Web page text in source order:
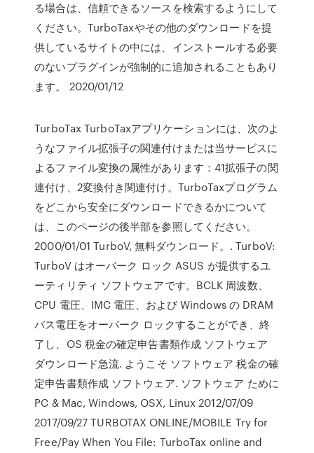
る場合は、信頼できるソースを検索するようにして
ください。TurboTaxやその他のダウンロードを提
供しているサイトの中には、インストールする必要
のないプラグインが強制的に追加されることもあり
ます。 2020/01/12
TurboTax TurboTaxアプリケーションには、次のよ
うなファイル拡張子の関連付けまたは当サービスに
よるファイル変換の属性があります：41拡張子の関
連付け、2変換付き関連付け。TurboTaxプログラム
をどこから安全にダウンロードできるかについて
は、このページの後半部を参照してください。
2000/01/01 TurboV, 無料ダウンロード。. TurboV:
TurboV はオーバーク ロック ASUS が提供するユ
ーティリティ ソフトウェアです。BCLK 周波数、
CPU 電圧、IMC 電圧、および Windows の DRAM
バス電圧をオーバーク ロックすることができ、終
了し、OS 税金の確定申告書類作成 ソフトウェア
ダウンロード急流. ようこそ ソフトウェア 税金の確
定申告書類作成 ソフトウェア. ソフトウェア ために
PC & Mac, Windows, OSX, Linux 2012/07/09
2017/09/27 TURBOTAX ONLINE/MOBILE Try for
Free/Pay When You File: TurboTax online and